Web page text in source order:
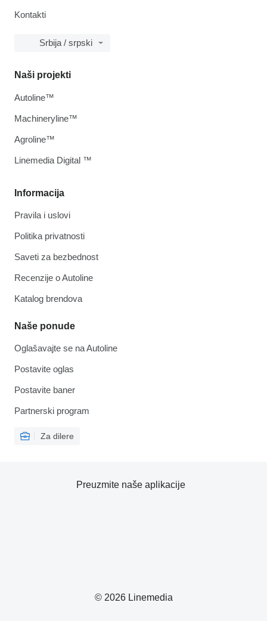
Kontakti
Srbija / srpski
Informacija
Pravila i uslovi
Politika privatnosti
Saveti za bezbednost
Recenzije o Autoline
Katalog brendova
Naše ponude
Oglašavajte se na Autoline
Postavite oglas
Postavite baner
Partnerski program
Za dilere
Naši projekti
Autoline™
Machineryline™
Agroline™
Linemedia Digital ™
© 2026 Linemedia
Preuzmite naše aplikacije